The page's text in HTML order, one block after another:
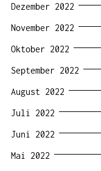
Dezember 2022
November 2022
Oktober 2022
September 2022
August 2022
Juli 2022
Juni 2022
Mai 2022